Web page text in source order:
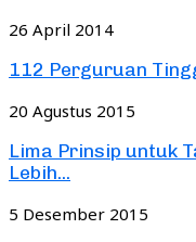
26 April 2014
112 Perguruan
20 Agustus 2015
Lima Prinsip untuk
Lebih...
5 Desember 2015